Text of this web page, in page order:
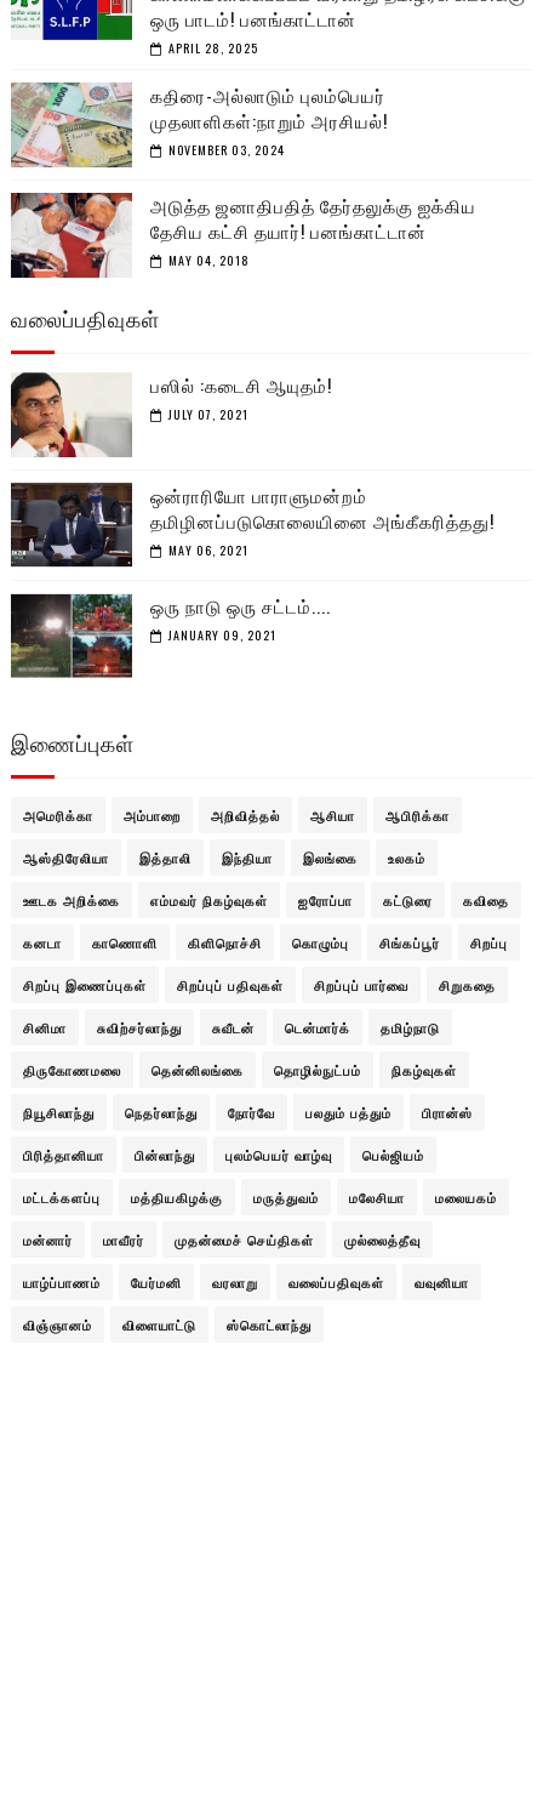
ஒரு பாடம்! பனங்காட்டான்
APRIL 28, 2025
கதிரை-அல்லாடும் புலம்பெயர்
முதலாளிகள்:நாறும் அரசியல்!
NOVEMBER 03, 2024
அடுத்த ஜனாதிபதித் தேர்தலுக்கு ஐக்கிய
தேசிய கட்சி தயார்! பனங்காட்டான்
MAY 04, 2018
வலைப்பதிவுகள்
பஸில் :கடைசி ஆயுதம்!
JULY 07, 2021
ஒன்ராரியோ பாராளுமன்றம்
தமிழினப்படுகொலையினை அங்கீகரித்தது!
MAY 06, 2021
ஒரு நாடு ஒரு சட்டம்....
JANUARY 09, 2021
இணைப்புகள்
அமெரிக்கா அம்பாறை அறிவித்தல் ஆசியா ஆபிரிக்கா
ஆஸ்திரேலியா இத்தாலி இந்தியா இலங்கை உலகம்
ஊடக அறிக்கை எம்மவர் நிகழ்வுகள் ஐரோப்பா கட்டுரை கவிதை
கனடா காணொளி கிளிநொச்சி கொழும்பு சிங்கப்பூர் சிறப்பு
சிறப்பு இணைப்புகள் சிறப்புப் பதிவுகள் சிறப்புப் பார்வை சிறுகதை
சினிமா சுவிற்சர்லாந்து சுவீடன் டென்மார்க் தமிழ்நாடு
திருகோணமலை தென்னிலங்கை தொழில்நுட்பம் நிகழ்வுகள்
நியூசிலாந்து நெதர்லாந்து நோர்வே பலதும் பத்தும் பிரான்ஸ்
பிரித்தானியா பின்லாந்து புலம்பெயர் வாழ்வு பெல்ஜியம்
மட்டக்களப்பு மத்தியகிழக்கு மருத்துவம் மலேசியா மலையகம்
மன்னார் மாவீரர் முதன்மைச் செய்திகள் முல்லைத்தீவு
யாழ்ப்பாணம் யேர்மனி வரலாறு வலைப்பதிவுகள் வவுனியா
விஞ்ஞானம் விளையாட்டு ஸ்கொட்லாந்து